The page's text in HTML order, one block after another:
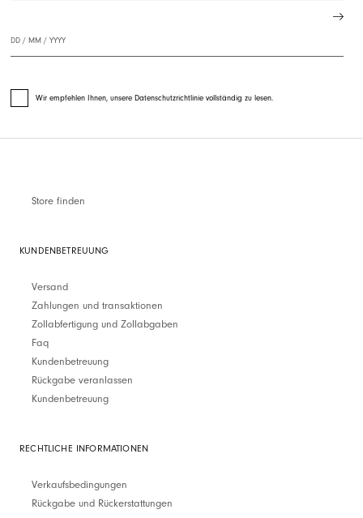
Wir empfehlen Ihnen, unsere Datenschutzrichtlinie vollständig zu lesen.
Store finden
KUNDENBETREUUNG
Versand
Zahlungen und transaktionen
Zollabfertigung und Zollabgaben
Faq
Kundenbetreuung
Rückgabe veranlassen
Kundenbetreuung
RECHTLICHE INFORMATIONEN
Verkaufsbedingungen
Rückgabe und Rückerstattungen